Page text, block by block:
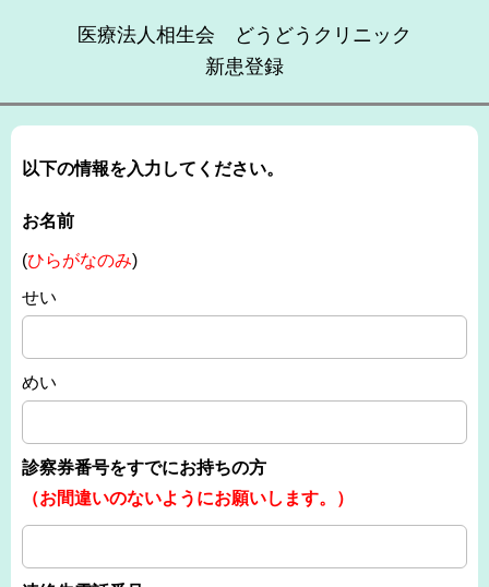
医療法人相生会 どうどうクリニック
新患登録
以下の情報を入力してください。
お名前
(ひらがなのみ)
せい
めい
診察券番号をすでにお持ちの方
（お間違いのないようにお願いします。）